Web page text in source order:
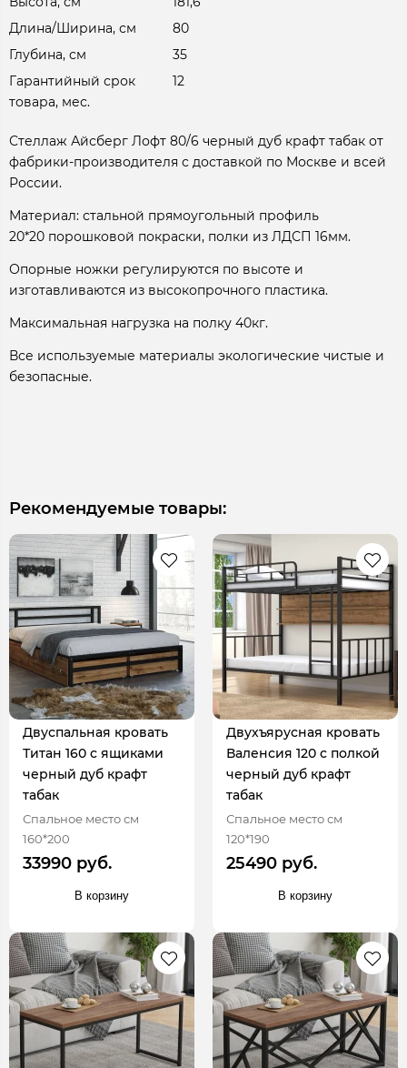
Длина/Ширина, см
80
Глубина, см
35
Гарантийный срок
товара, мес.
12
Стеллаж Айсберг Лофт 80/6 черный дуб крафт табак от
фабрики-производителя с доставкой по Москве и всей
России.
Материал: стальной прямоугольный профиль
20*20 порошковой покраски, полки из ЛДСП 16мм.
Опорные ножки регулируются по высоте и
изготавливаются из высокопрочного пластика.
Максимальная нагрузка на полку 40кг.
Все используемые материалы экологические чистые и
безопасные.
Рекомендуемые товары:
Двуспальная кровать
Титан 160 с ящиками
черный дуб крафт
табак
Спальное место см
160*200
33990 руб.
В корзину
Двухъярусная кровать
Валенсия 120 с полкой
черный дуб крафт
табак
Спальное место см
120*190
25490 руб.
В корзину